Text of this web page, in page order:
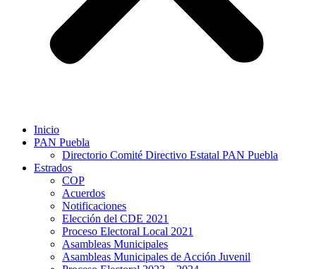
Inicio
PAN Puebla
Directorio Comité Directivo Estatal PAN Puebla
Estrados
COP
Acuerdos
Notificaciones
Elección del CDE 2021
Proceso Electoral Local 2021
Asambleas Municipales
Asambleas Municipales de Acción Juvenil